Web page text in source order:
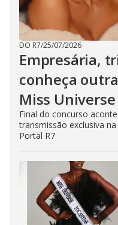
DO R7/25/07/2026
Empresária,
conheça
Miss
Final do concurso
transmissão exclusiva
Portal R7